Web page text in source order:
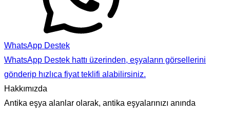
WhatsApp Destek
WhatsApp Destek hattı üzerinden, eşyaların görsellerini
gönderip hızlıca fiyat teklifi alabilirsiniz.
Hakkımızda
Antika eşya alanlar olarak, antika eşyalarınızı anında